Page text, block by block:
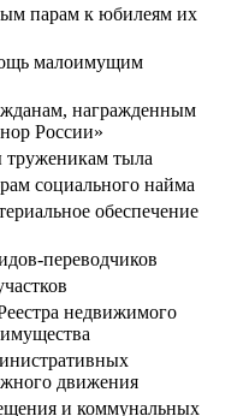
парам к юбилеям их
малоимущим
награжденным
России»
тыла
социального найма
обеспечение
переводчиков
недвижимого
движения
и коммунальных